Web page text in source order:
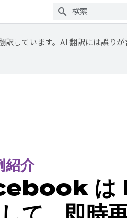
しています。AI 翻訳には誤りが
紹介
は